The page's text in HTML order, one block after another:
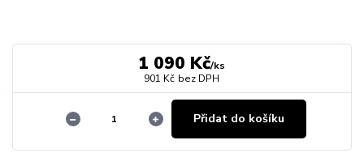
1 090 Kč/ks
901 Kč bez DPH
Přidat do košíku